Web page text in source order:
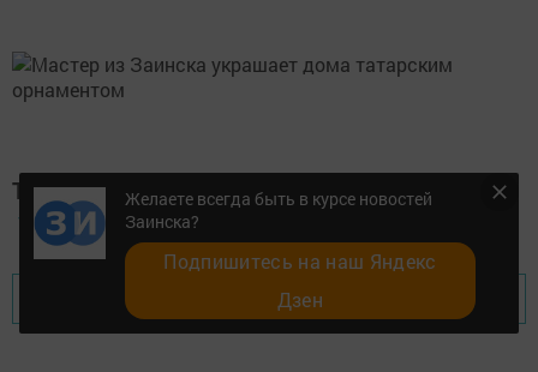
Теги:
#ЗАИНСК370
Перейти на страницу новости
Желаете всегда быть в курсе новостей
Заинска?
Подпишитесь на наш Яндекс
Дзен